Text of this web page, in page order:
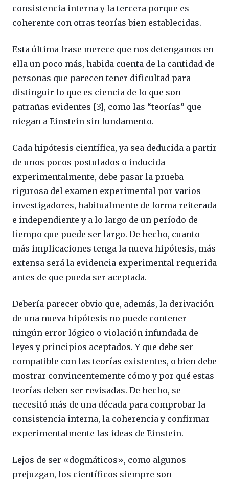
consistencia interna y la tercera porque es
coherente con otras teorías bien establecidas.
Esta última frase merece que nos detengamos en
ella un poco más, habida cuenta de la cantidad de
personas que parecen tener dificultad para
distinguir lo que es ciencia de lo que son
patrañas evidentes [3], como las “teorías” que
niegan a Einstein sin fundamento.
Cada hipótesis científica, ya sea deducida a partir
de unos pocos postulados o inducida
experimentalmente, debe pasar la prueba
rigurosa del examen experimental por varios
investigadores, habitualmente de forma reiterada
e independiente y a lo largo de un período de
tiempo que puede ser largo. De hecho, cuanto
más implicaciones tenga la nueva hipótesis, más
extensa será la evidencia experimental requerida
antes de que pueda ser aceptada.
Debería parecer obvio que, además, la derivación
de una nueva hipótesis no puede contener
ningún error lógico o violación infundada de
leyes y principios aceptados. Y que debe ser
compatible con las teorías existentes, o bien debe
mostrar convincentemente cómo y por qué estas
teorías deben ser revisadas. De hecho, se
necesitó más de una década para comprobar la
consistencia interna, la coherencia y confirmar
experimentalmente las ideas de Einstein.
Lejos de ser «dogmáticos», como algunos
prejuzgan, los científicos siempre son